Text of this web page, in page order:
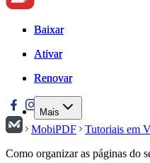
Baixar
Ativar
Renovar
Mais
Baixar
Ativar
Renovar
MobiPDF
Tutoriais em
Como organizar as páginas do